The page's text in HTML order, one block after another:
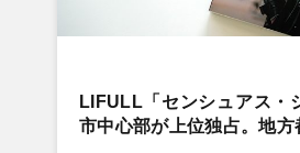
LIFULL「センシュアス・
市中心部が上位独占。地